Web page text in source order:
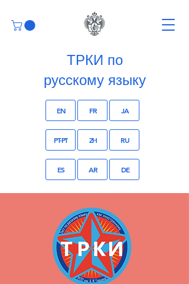
ТРКИ по
русскому языку
EN FR JA
PT-PT ZH RU
ES AR DE